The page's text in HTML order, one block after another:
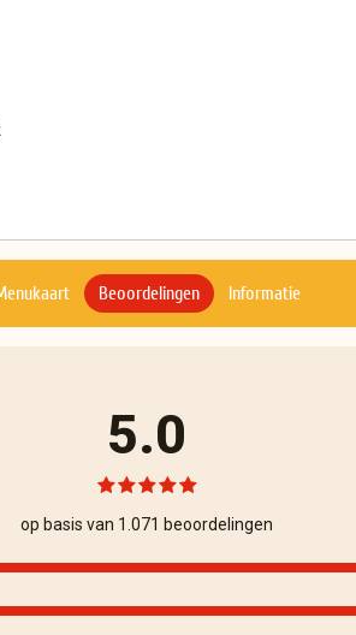
Beoordelingen Informatie
5.0
op basis van 1.071 beoordelingen